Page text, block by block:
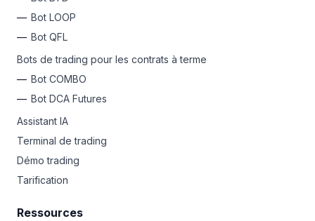
Bot LOOP
Bot QFL
Bots de trading pour les contrats à terme
Bot COMBO
Bot DCA Futures
Assistant IA
Terminal de trading
Démo trading
Tarification
Ressources